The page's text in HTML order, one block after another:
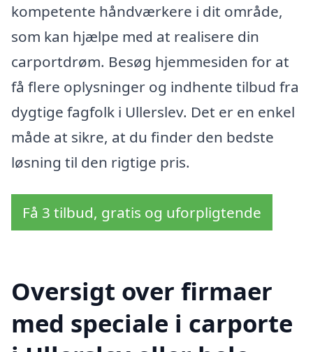
kompetente håndværkere i dit område,
som kan hjælpe med at realisere din
carportdrøm. Besøg hjemmesiden for at
få flere oplysninger og indhente tilbud fra
dygtige fagfolk i Ullerslev. Det er en enkel
måde at sikre, at du finder den bedste
løsning til den rigtige pris.
Få 3 tilbud, gratis og uforpligtende
Oversigt over firmaer
med speciale i carporte